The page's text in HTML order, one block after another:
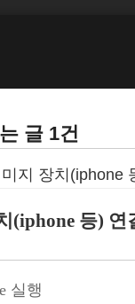
글 1건
지 장치(iphone
(iphone 등) 연
실행